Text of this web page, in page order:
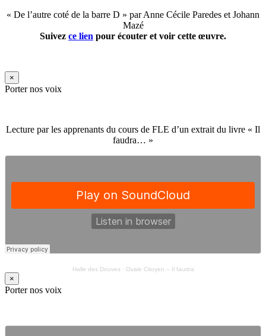
« De l’autre coté de la barre D » par Anne Cécile Paredes et Johann
Mazé
Suivez ce lien pour écouter et voir cette œuvre.
×
Porter nos voix
Lecture par les apprenants du cours de FLE d’un extrait du livre « Il
faudra… »
Halle des Douves· Ovale Citoyen – Il faudra
×
Porter nos voix